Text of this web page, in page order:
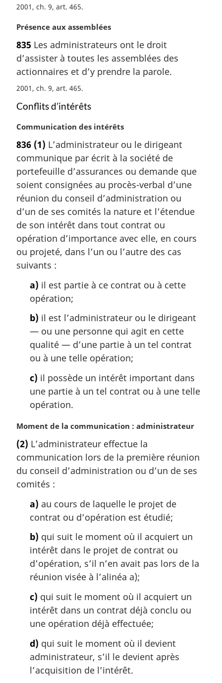
g
n
a
l
e
:
2001, ch. 9, art. 465
N
t
e
m
r
g
n
l
e
:
Présence aux assemblées
835 Les administrateurs ont le droit
d’assister à toutes les assemblées des
actionnaires et d’y prendre la parole.
2001, ch. 9, art. 465
Conflits d’intérêts
N
t
e
m
a
g
i
n
a
e
:
Communication des intérêts
836 (1) L’administrateur ou le dirigeant
communique par écrit à la société de
portefeuille d’assurances ou demande que
soient consignées au procès-verbal d’une
réunion du conseil d’administration ou
d’un de ses comités la nature et l’étendue
de son intérêt dans tout contrat ou
opération d’importance avec elle, en cours
ou projeté, dans l’un ou l’autre des cas
suivants :
a) il est partie à ce contrat ou à cette
opération;
b) il est l’administrateur ou le dirigeant
— ou une personne qui agit en cette
qualité — d’une partie à un tel contrat
ou à une telle opération;
c) il possède un intérêt important dans
une partie à un tel contrat ou à une telle
opération.
N
t
e
m
a
Moment de la communication : administrateur
(2) L’administrateur effectue la
communication lors de la première réunion
du conseil d’administration ou d’un de ses
comités :
a) au cours de laquelle le projet de
contrat ou d’opération est étudié;
b) qui suit le moment où il acquiert un
intérêt dans le projet de contrat ou
d’opération, s’il n’en avait pas lors de la
réunion visée à l’alinéa a);
c) qui suit le moment où il acquiert un
intérêt dans un contrat déjà conclu ou
une opération déjà effectuée;
d) qui suit le moment où il devient
administrateur, s’il le devient après
l’acquisition de l’intérêt.